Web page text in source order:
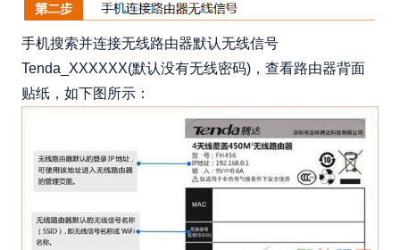
手机搜索并连接无线路由器默认无线信号
Tenda_XXXXXX(默认没有无线密码)，查看路由器背面
贴纸，如下图所示：